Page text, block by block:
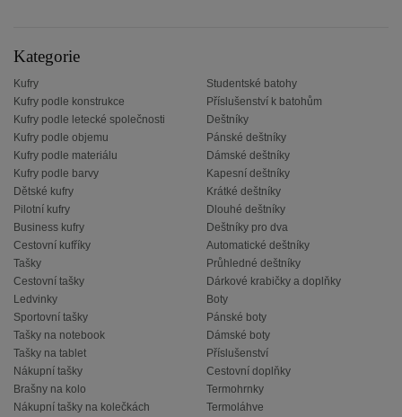
Kategorie
Kufry
Kufry podle konstrukce
Kufry podle letecké společnosti
Kufry podle objemu
Kufry podle materiálu
Kufry podle barvy
Dětské kufry
Pilotní kufry
Business kufry
Cestovní kufříky
Tašky
Cestovní tašky
Ledvinky
Sportovní tašky
Tašky na notebook
Tašky na tablet
Nákupní tašky
Brašny na kolo
Nákupní tašky na kolečkách
Studentské batohy
Příslušenství k batohům
Deštníky
Pánské deštníky
Dámské deštníky
Kapesní deštníky
Krátké deštníky
Dlouhé deštníky
Deštníky pro dva
Automatické deštníky
Průhledné deštníky
Dárkové krabičky a doplňky
Boty
Pánské boty
Dámské boty
Příslušenství
Cestovní doplňky
Termohrnky
Termoláhve